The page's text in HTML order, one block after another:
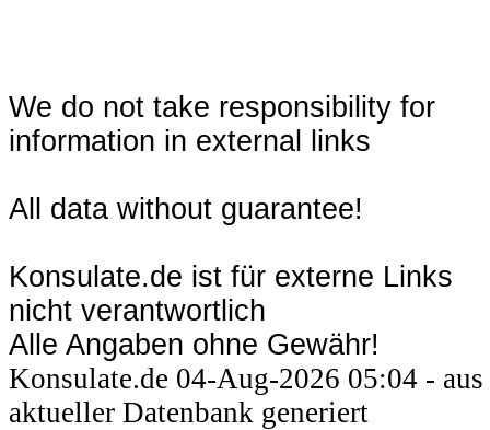
We do not take responsibility for
information in external links
All data without guarantee!
Konsulate.de ist für externe Links
nicht verantwortlich
Alle Angaben ohne Gewähr!
Konsulate.de 04-Aug-2026 05:04 - aus
aktueller Datenbank generiert